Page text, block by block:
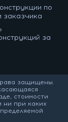
по
за
защищены.
стоимости
ни при каких